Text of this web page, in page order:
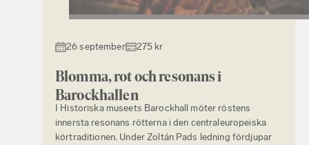
26 september 275 kr
Blomma, rot och resonans i
Barockhallen
I Historiska museets Barockhall möter röstens
innersta resonans rötterna i den centraleuropeiska
körtraditionen. Under Zoltán Pads ledning fördjupar